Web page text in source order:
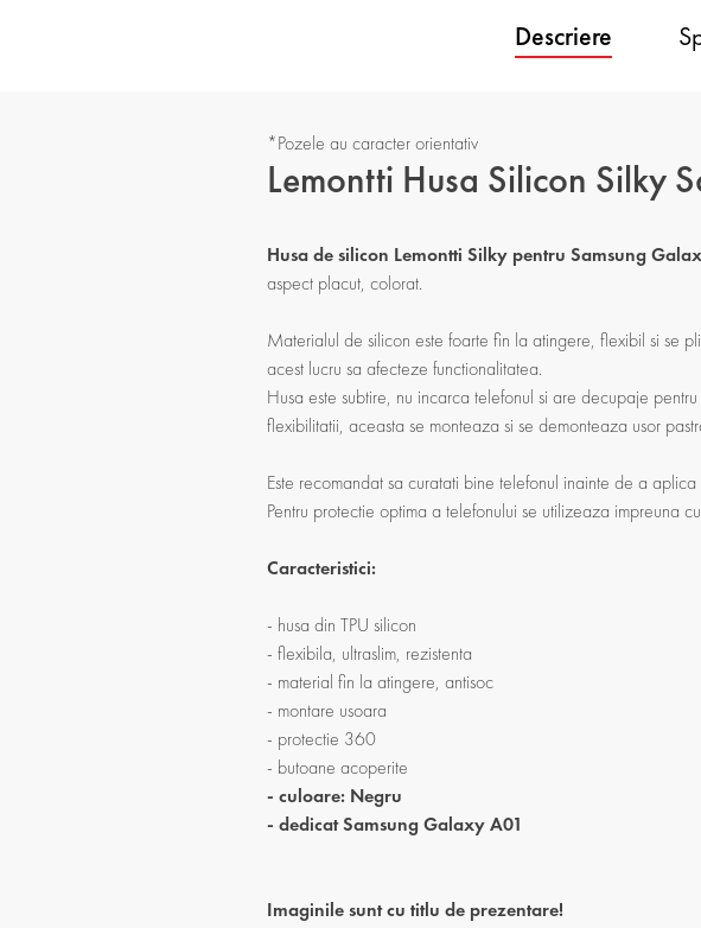
Descriere
*Pozele au caracter orientativ
Lemontti Husa Silicon Silky
Husa de silicon Lemontti Silky pentru Samsung
aspect placut, colorat.
Materialul de silicon este foarte fin la atingere, flexibil si se
acest lucru sa afecteze functionalitatea.
Husa este subtire, nu incarca telefonul si are decupaje
flexibilitatii, aceasta se monteaza si se demonteaza usor
Este recomandat sa curatati bine telefonul inainte de a
Pentru protectie optima a telefonului se utilizeaza impreuna
Caracteristici:
- husa din TPU silicon
- flexibila, ultraslim, rezistenta
- material fin la atingere, antisoc
- montare usoara
- protectie 360
- butoane acoperite
- culoare: Negru
- dedicat Samsung Galaxy A01
Imaginile sunt cu titlu de prezentare!